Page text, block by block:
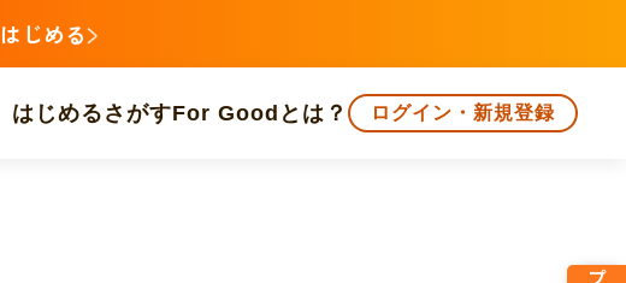
じめる
はじめる さがすFor Goodとは？ ログイン・新規登録